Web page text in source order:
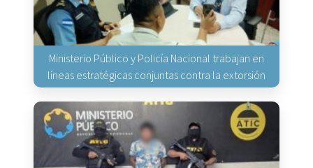
Ministerio Público y Policía Nacional trabajan en
líneas estratégicas conjuntas contra la extorsión